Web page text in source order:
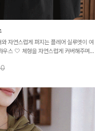
자연스럽게 퍼지는 플레어 실루엣이 여
우스 🤍 체형을 자연스럽게 커버해주며